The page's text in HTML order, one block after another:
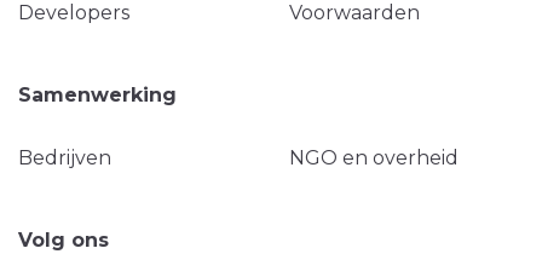
Developers Voorwaarden
Samenwerking
Bedrijven NGO en overheid
Volg ons